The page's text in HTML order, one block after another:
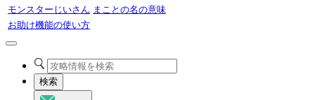
モンスターじいさん まことの名の意味
お助け機能の使い方
検索